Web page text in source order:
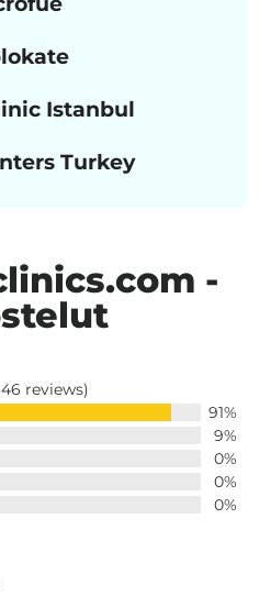
Istanbul
Turkey
-
reviews)
91%
9%
0%
0%
0%